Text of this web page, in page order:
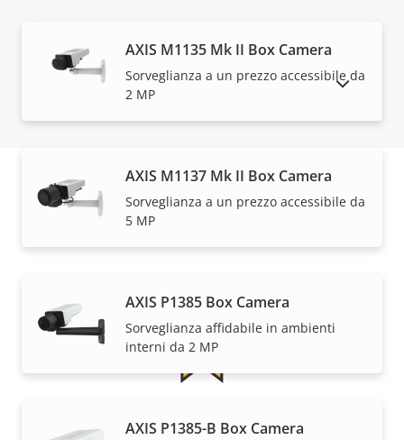
AXIS M1135 Mk II Box Camera
Sorveglianza a un prezzo accessibile da
2 MP
AXIS M1137 Mk II Box Camera
Sorveglianza a un prezzo accessibile da
5 MP
AXIS P1385 Box Camera
Sorveglianza affidabile in ambienti
interni da 2 MP
AXIS P1385-B Box Camera
MOSTRA DISPOSITIVI FUORI PRODUZIONE
Garanzia
Per tranquillità